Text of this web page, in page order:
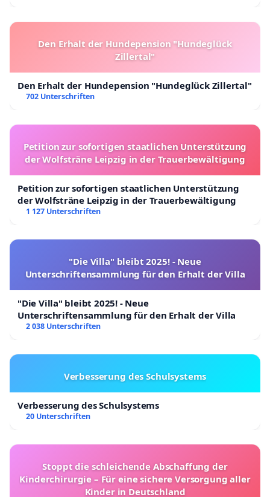
Den Erhalt der Hundepension "Hundeglück
Zillertal"
Den Erhalt der Hundepension "Hundeglück Zillertal"
702 Unterschriften
Petition zur sofortigen staatlichen Unterstützung
der Wolfsträne Leipzig in der Trauerbewältigung
Petition zur sofortigen staatlichen Unterstützung
der Wolfsträne Leipzig in der Trauerbewältigung
1 127 Unterschriften
"Die Villa" bleibt 2025! - Neue
Unterschriftensammlung für den Erhalt der Villa
"Die Villa" bleibt 2025! - Neue
Unterschriftensammlung für den Erhalt der Villa
2 038 Unterschriften
Verbesserung des Schulsystems
Verbesserung des Schulsystems
20 Unterschriften
Stoppt die schleichende Abschaffung der
Kinderchirurgie – Für eine sichere Versorgung aller
Kinder in Deutschland